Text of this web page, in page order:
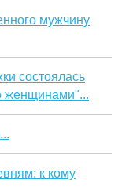
мужчину
состоялась
женщинами"...
к кому